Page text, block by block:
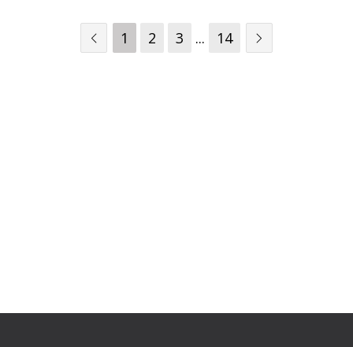
1 2 3 ... 14